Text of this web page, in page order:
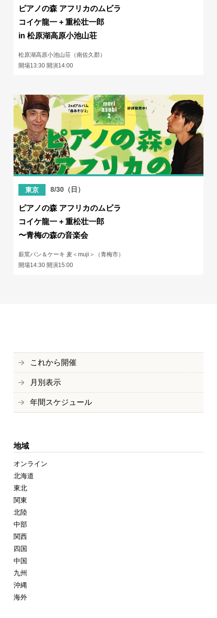
ピアノの森 アフリカのムビラ
コイケ龍一 + 重松壮一郎
in 松原湖高原小池山荘
松原湖高原小池山荘（南佐久郡）
開場13:30 開演14:00
東京 8/30（日）
ピアノの森 アフリカのムビラ
コイケ龍一 + 重松壮一郎
〜青梅の森の音楽会
薪窯パン＆ケーキ 麦＜muji＞（青梅市）
開場14:30 開演15:00
これから開催
月別表示
年間スケジュール
地域
オンライン
北海道
東北
関東
北陸
中部
関西
四国
中国
九州
沖縄
海外